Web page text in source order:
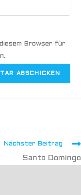
Browser für
Nächster Beitrag
Santo Domingo